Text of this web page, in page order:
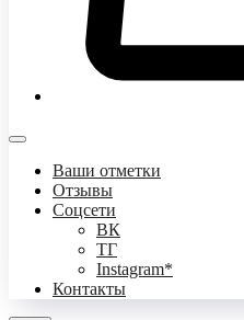
Ваши отметки
Отзывы
Соцсети
ВК
ТГ
Instagram*
Контакты